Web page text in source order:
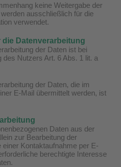
keine Weitergabe der
ausschließlich für die
verwendet.
Datenverarbeitung
der Daten ist bei
des Nutzers Art. 6 Abs. 1 lit. a
der Daten, die im
E-Mail übermittelt werden, ist
Daten aus der
zur Bearbeitung der
Kontaktaufnahme per E-
berechtigte Interesse